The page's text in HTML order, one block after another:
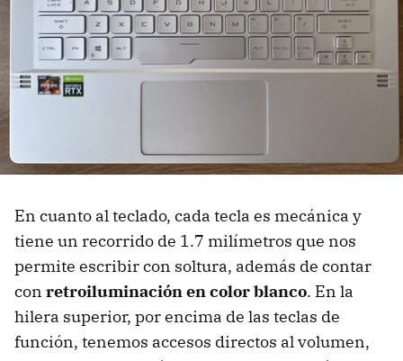
En cuanto al teclado, cada tecla es mecánica y
tiene un recorrido de 1.7 milímetros que nos
permite escribir con soltura, además de contar
con retroiluminación en color blanco. En la
hilera superior, por encima de las teclas de
función, tenemos accesos directos al volumen,